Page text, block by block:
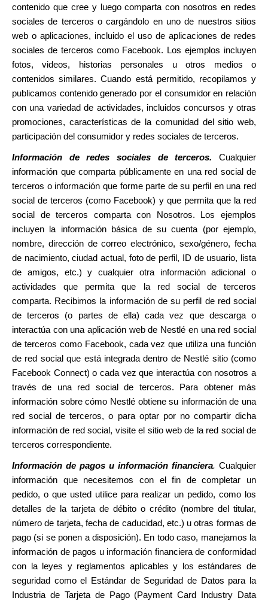
contenido que cree y luego comparta con nosotros en redes
sociales de terceros o cargándolo en uno de nuestros sitios
web o aplicaciones, incluido el uso de aplicaciones de redes
sociales de terceros como Facebook. Los ejemplos incluyen
fotos, videos, historias personales u otros medios o
contenidos similares. Cuando está permitido, recopilamos y
publicamos contenido generado por el consumidor en relación
con una variedad de actividades, incluidos concursos y otras
promociones, características de la comunidad del sitio web,
participación del consumidor y redes sociales de terceros.
Información de redes sociales de terceros. Cualquier
información que comparta públicamente en una red social de
terceros o información que forme parte de su perfil en una red
social de terceros (como Facebook) y que permita que la red
social de terceros comparta con Nosotros. Los ejemplos
incluyen la información básica de su cuenta (por ejemplo,
nombre, dirección de correo electrónico, sexo/género, fecha
de nacimiento, ciudad actual, foto de perfil, ID de usuario, lista
de amigos, etc.) y cualquier otra información adicional o
actividades que permita que la red social de terceros
comparta. Recibimos la información de su perfil de red social
de terceros (o partes de ella) cada vez que descarga o
interactúa con una aplicación web de Nestlé en una red social
de terceros como Facebook, cada vez que utiliza una función
de red social que está integrada dentro de Nestlé sitio (como
Facebook Connect) o cada vez que interactúa con nosotros a
través de una red social de terceros. Para obtener más
información sobre cómo Nestlé obtiene su información de una
red social de terceros, o para optar por no compartir dicha
información de red social, visite el sitio web de la red social de
terceros correspondiente.
Información de pagos u información financiera. Cualquier
información que necesitemos con el fin de completar un
pedido, o que usted utilice para realizar un pedido, como los
detalles de la tarjeta de débito o crédito (nombre del titular,
número de tarjeta, fecha de caducidad, etc.) u otras formas de
pago (si se ponen a disposición). En todo caso, manejamos la
información de pagos u información financiera de conformidad
con la leyes y reglamentos aplicables y los estándares de
seguridad como el Estándar de Seguridad de Datos para la
Industria de Tarjeta de Pago (Payment Card Industry Data